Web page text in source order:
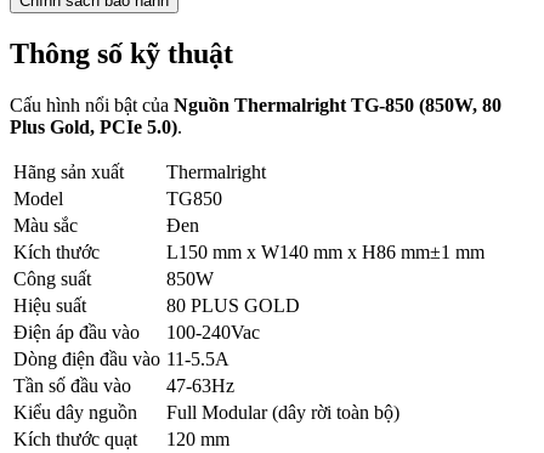
Thông số kỹ thuật
Cấu hình nổi bật của Nguồn Thermalright TG-850 (850W, 80
Plus Gold, PCIe 5.0).
Hãng sản xuất
Thermalright
Model
TG850
Màu sắc
Đen
Kích thước
L150 mm x W140 mm x H86 mm±1 mm
Công suất
850W
Hiệu suất
80 PLUS GOLD
Điện áp đầu vào
100-240Vac
Dòng điện đầu vào 11-5.5A
Tần số đầu vào
47-63Hz
Kiểu dây nguồn
Full Modular (dây rời toàn bộ)
Kích thước quạt
120 mm